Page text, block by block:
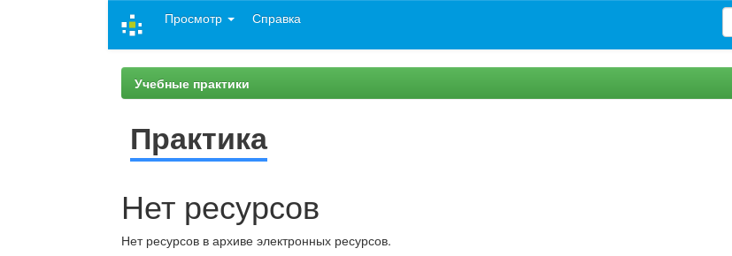
Просмотр Справка
Учебные практики
Практика
Нет ресурсов
Нет ресурсов в архиве электронных ресурсов.